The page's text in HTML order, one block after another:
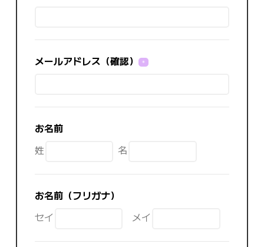
メールアドレス（確認） ＊
お名前
姓
名
お名前（フリガナ）
セイ
メイ